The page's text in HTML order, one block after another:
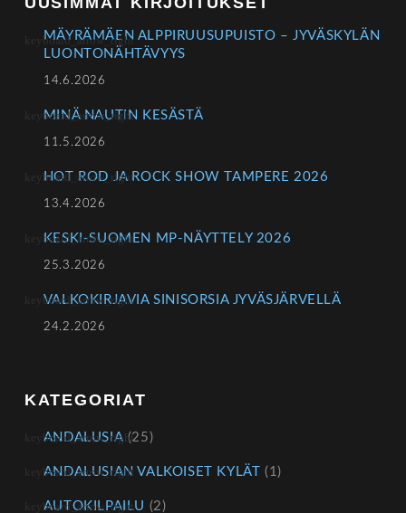
MÄYRÄMÄEN ALPPIRUUSUPUISTO – JYVÄSKYLÄN
LUONTONÄHTÄVYYS
14.6.2026
MINÄ NAUTIN KESÄSTÄ
11.5.2026
HOT ROD JA ROCK SHOW TAMPERE 2026
13.4.2026
KESKI-SUOMEN MP-NÄYTTELY 2026
25.3.2026
VALKOKIRJAVIA SINISORSIA JYVÄSJÄRVELLÄ
24.2.2026
KATEGORIAT
ANDALUSIA (25)
ANDALUSIAN VALKOISET KYLÄT (1)
AUTOKILPAILU (2)